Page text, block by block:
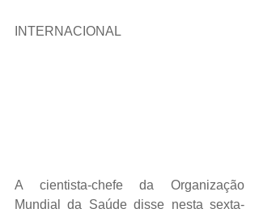
INTERNACIONAL
A cientista-chefe da Organização
Mundial da Saúde disse nesta sexta-